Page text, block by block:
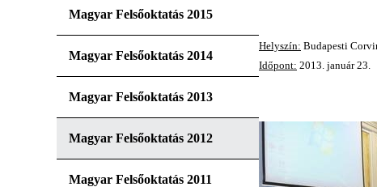
Magyar Felsőoktatás 2015
Magyar Felsőoktatás 2014
Magyar Felsőoktatás 2013
Magyar Felsőoktatás 2012
Magyar Felsőoktatás 2011
Helyszín: Budapesti
Időpont: 2013. január 23.